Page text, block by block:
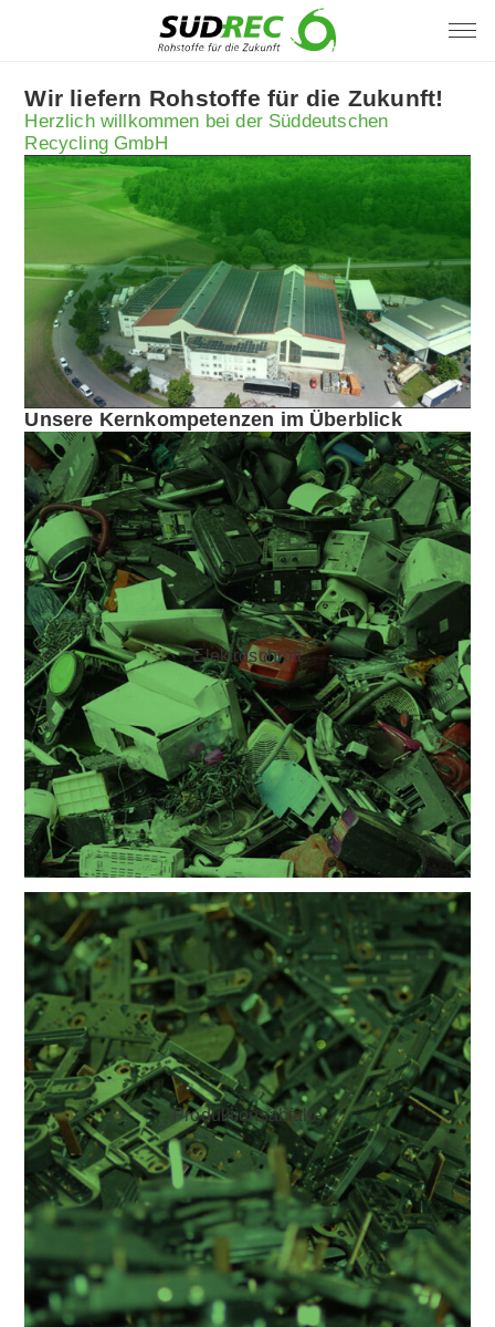
Wir liefern Rohstoffe für die Zukunft!
Herzlich willkommen bei der Süddeutschen
Recycling GmbH
Unsere Kernkompetenzen im Überblick
Elektro­schrott
Produktions­abfälle